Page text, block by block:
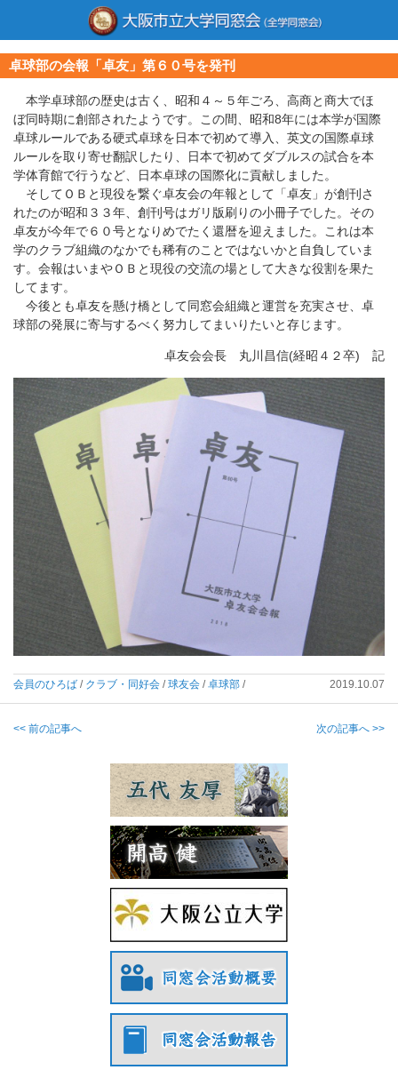
卓球部の会報「卓友」第６０号を発刊
本学卓球部の歴史は古く、昭和４～５年ごろ、高商と商大でほ
ぼ同時期に創部されたようです。この間、昭和8年には本学が国際
卓球ルールである硬式卓球を日本で初めて導入、英文の国際卓球
ルールを取り寄せ翻訳したり、日本で初めてダブルスの試合を本
学体育館で行うなど、日本卓球の国際化に貢献しました。
そしてＯＢと現役を繋ぐ卓友会の年報として「卓友」が創刊さ
れたのが昭和３３年、創刊号はガリ版刷りの小冊子でした。その
卓友が今年で６０号となりめでたく還暦を迎えました。これは本
学のクラブ組織のなかでも稀有のことではないかと自負していま
す。会報はいまやＯＢと現役の交流の場として大きな役割を果た
してます。
今後とも卓友を懸け橋として同窓会組織と運営を充実させ、卓
球部の発展に寄与するべく努力してまいりたいと存じます。
卓友会会長 丸川昌信(経昭４２卒) 記
会員のひろば / クラブ・同好会 /球友会 /卓球部 / 2019.10.07
<< 前の記事へ 次の記事へ >>